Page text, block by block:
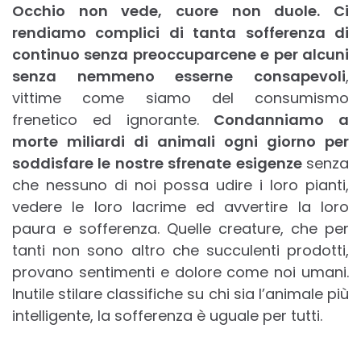
Occhio non vede, cuore non duole. Ci
rendiamo complici di tanta sofferenza di
continuo senza preoccuparcene e per alcuni
senza nemmeno esserne consapevoli,
vittime come siamo del consumismo
frenetico ed ignorante. Condanniamo a
morte miliardi di animali ogni giorno per
soddisfare le nostre sfrenate esigenze senza
che nessuno di noi possa udire i loro pianti,
vedere le loro lacrime ed avvertire la loro
paura e sofferenza. Quelle creature, che per
tanti non sono altro che succulenti prodotti,
provano sentimenti e dolore come noi umani.
Inutile stilare classifiche su chi sia l’animale più
intelligente, la sofferenza è uguale per tutti.